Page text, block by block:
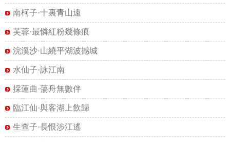
南柯子·十裏青山遠
芙蓉·最憐紅粉幾條痕
浣溪沙·山繞平湖波撼城
水仙子·詠江南
採蓮曲·蕩舟無數伴
臨江仙·與客湖上飲歸
生查子·長恨涉江遙